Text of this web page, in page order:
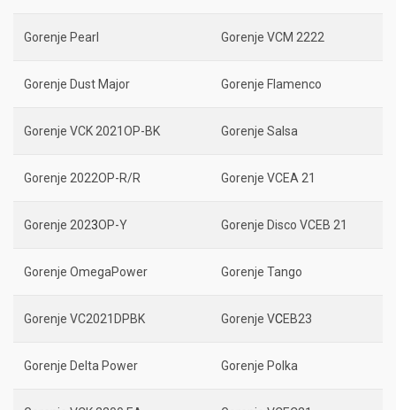
Gorenje Pearl Gorenje VCM 2222
Gorenje Dust Major Gorenje Flamenco
Gorenje VCK 2021OP-BK Gorenje Salsa
Gorenje 2022OP-R/R Gorenje VCEA 21
Gorenje 2023OP-Y Gorenje Disco VCEB 21
Gorenje OmegaPower Gorenje Tango
Gorenje VC2021DPBK Gorenje VCEB23
Gorenje Delta Power Gorenje Polka